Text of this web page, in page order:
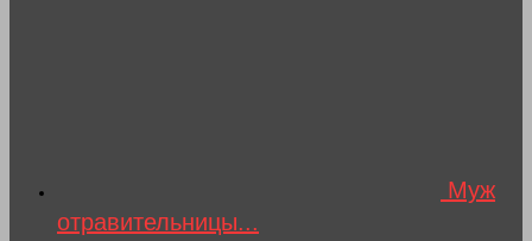
Муж
отравительницы...